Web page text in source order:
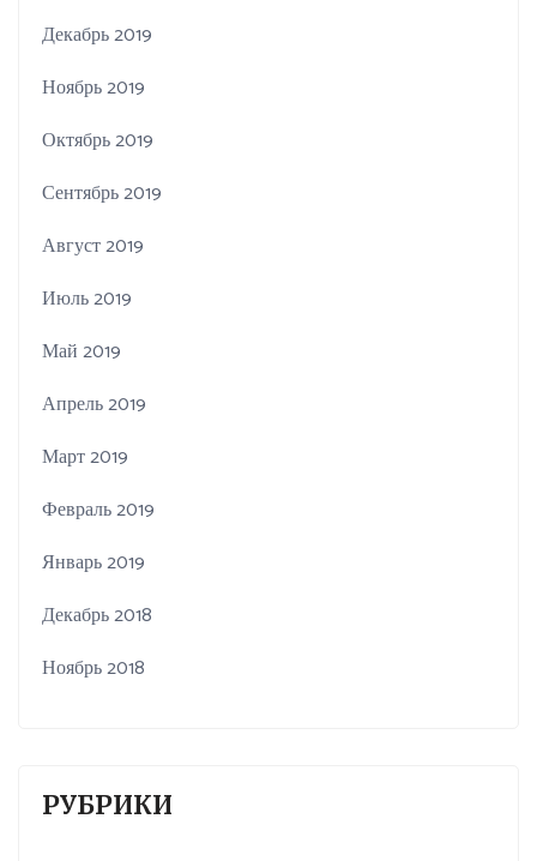
Декабрь 2019
Ноябрь 2019
Октябрь 2019
Сентябрь 2019
Август 2019
Июль 2019
Май 2019
Апрель 2019
Март 2019
Февраль 2019
Январь 2019
Декабрь 2018
Ноябрь 2018
РУБРИКИ